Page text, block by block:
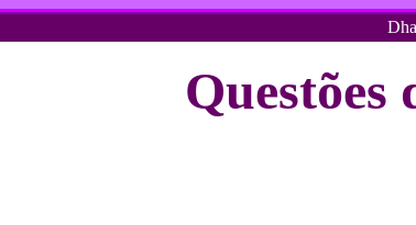
Questões